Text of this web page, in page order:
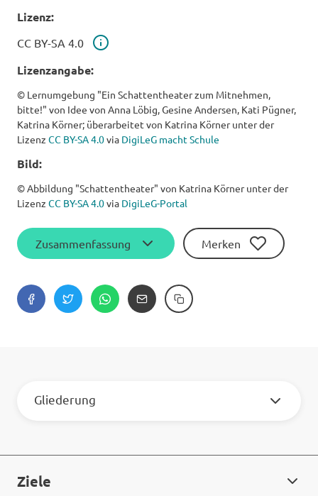
Lizenz:
CC BY-SA 4.0
Lizenzangabe:
© Lernumgebung "Ein Schattentheater zum Mitnehmen,
bitte!" von Idee von Anna Löbig, Gesine Andersen, Kati Pügner,
Katrina Körner; überarbeitet von Katrina Körner unter der
Lizenz CC BY-SA 4.0via DigiLeG macht Schule
Bild:
© Abbildung "Schattentheater" von Katrina Körner unter der
Lizenz CC BY-SA 4.0via DigiLeG-Portal
Zusammenfassung Merken
Gliederung
Ziele